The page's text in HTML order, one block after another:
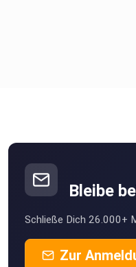
Bleibe
Schließe Dich 26.000+
Zur